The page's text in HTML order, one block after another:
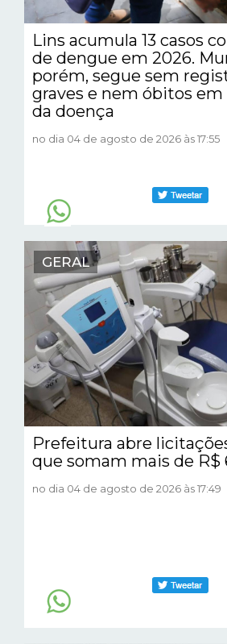
Lins acumula 13 casos
de dengue em 2026.
porém, segue sem
graves e nem óbitos
da doença
no dia 04 de agosto de 2026 às 17:55
GERAL
Prefeitura abre
que somam mais de R$
no dia 04 de agosto de 2026 às 17:49